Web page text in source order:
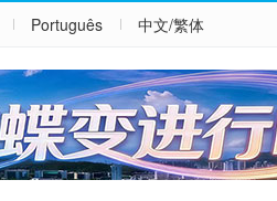
Português 中文/繁体